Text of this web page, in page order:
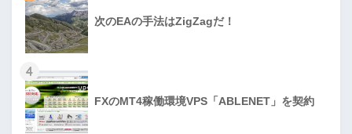
次のEAの手法はZigZagだ！
4
FXのMT4稼働環境VPS「ABLENET」を契約